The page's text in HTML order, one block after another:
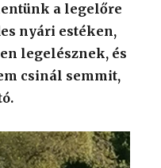
a legelőre
nyári estéken,
legelésznek, és
csinál semmit,